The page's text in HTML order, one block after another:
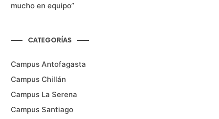
mucho en equipo”
CATEGORÍAS
Campus Antofagasta
Campus Chillán
Campus La Serena
Campus Santiago